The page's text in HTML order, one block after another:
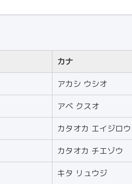
カナ
アカシ ウシオ
アベ クスオ
カタオカ エイジロウ
カタオカ チエゾウ
キタ リュウジ